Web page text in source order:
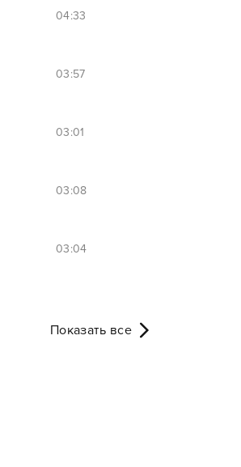
04:33
03:57
03:01
03:08
03:04
Показать все